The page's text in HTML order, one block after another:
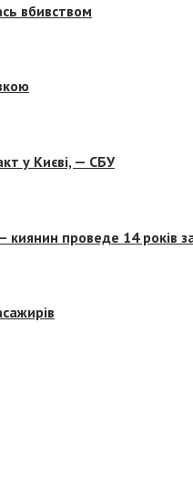
вбивством
у Києві, — СБУ
киянин проведе 14 років